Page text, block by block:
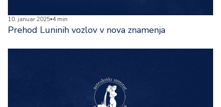
10. januar 2025 4 min
Prehod Luninih vozlov v nova znamenja